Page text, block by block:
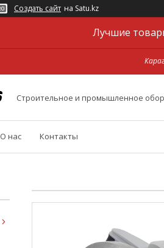
Создать сайт на Satu.kz
Лучшие
Строительное и промышленное
О нас Контакты